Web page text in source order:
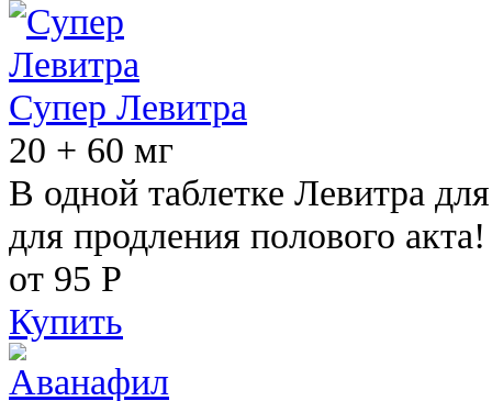
Супер Левитра
20 + 60 мг
В одной таблетке Левитра
для продления полового акта!
от 95 Р
Купить